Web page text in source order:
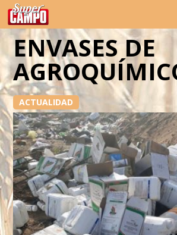
Temas de hoy
ENVASES DE
ACTUALIDAD